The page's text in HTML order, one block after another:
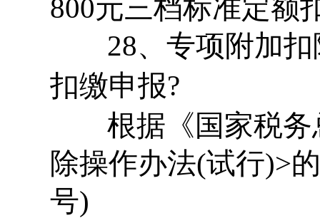
800元三档标准定额
28、专项附加扣
扣缴申报?
根据《国家税务
除操作办法(试行)>
号)